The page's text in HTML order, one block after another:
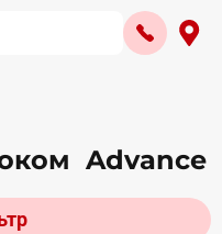
Advance